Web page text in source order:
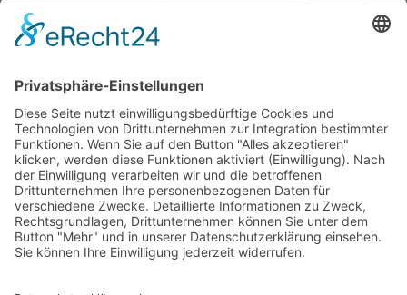
hob die Bedeutung von emotionaler Intelligenz und innerer Stärke
für […]
Impressum
Datenschutz
Kooperation
Werbung
Presse- und Öffentlichkeitsarbeit
Aktuelles